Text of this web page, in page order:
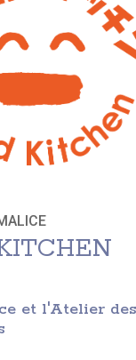
et l'Atelier des